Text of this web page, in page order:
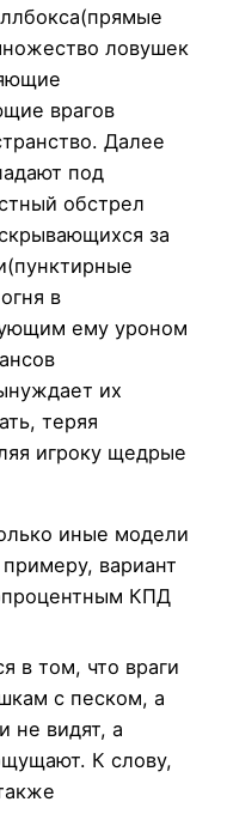
ловушек
врагов
Далее
под
обстрел
за
в
ему уроном
их
теряя
игроку щедрые
иные модели
вариант
КПД
в том, что враги
с песком, а
не видят, а
К слову,